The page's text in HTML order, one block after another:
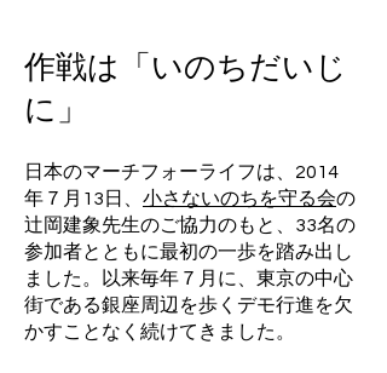
​作戦は「いのちだいじ
に」
日本のマーチフォーライフは、2014
年７月13日、 小さないのちを守る会の
辻岡建象先生のご協力のもと、33名の
参加者とともに最初の一歩を踏み出し
ました。以来毎年７月に、東京の中心
街である銀座周辺を歩くデモ行進を欠
かすことなく続けてきました。